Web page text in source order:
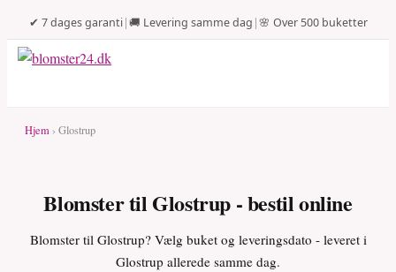
✔ 7 dages garanti|🚚 Levering samme dag |🌸 Over 500 buketter
Hjem › Glostrup
Blomster til Glostrup - bestil online
Blomster til Glostrup? Vælg buket og leveringsdato - leveret i
Glostrup allerede samme dag.